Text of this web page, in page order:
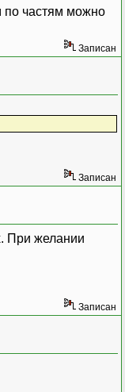
по частям можно
Записан
Записан
При желании
Записан